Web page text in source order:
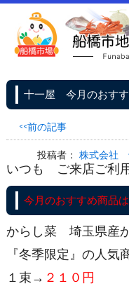
十一屋 今月のおす
<<前の記事
投稿者：株式会社
いつも ご来店ご利
今月のおすすめ商品は
からし菜 埼玉県産
『冬季限定』の人気
１束→ ２１０円